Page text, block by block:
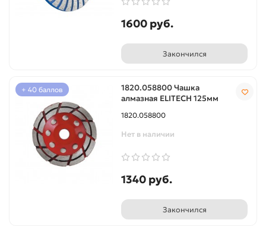
1600 руб.
Закончился
+ 40 баллов
1820.058800 Чашка
алмазная ELITECH 125мм
1820.058800
Нет в наличии
1340 руб.
Закончился